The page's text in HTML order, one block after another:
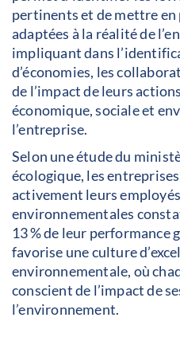
pertinents et de mettre en
adaptées à la réalité de
impliquant dans
d’économies, les
de l’impact de leurs
économique, sociale et
l’entreprise.
Selon une étude du
écologique, les
activement leurs
environnementales
13 % de leur
favorise une culture
environnementale, où
conscient de l’impact de
l’environnement.